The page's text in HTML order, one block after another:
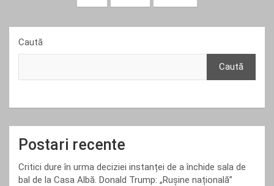
Caută
Caută
Postari recente
Critici dure în urma deciziei instanței de a închide sala de
bal de la Casa Albă. Donald Trump: „Rușine națională”